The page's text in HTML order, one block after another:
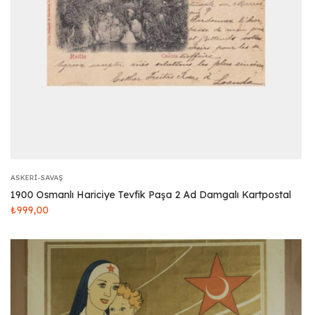
ASKERI-SAVAŞ
1900 Osmanlı Hariciye Tevfik Paşa 2 Ad Damgalı Kartpostal
₺999,00